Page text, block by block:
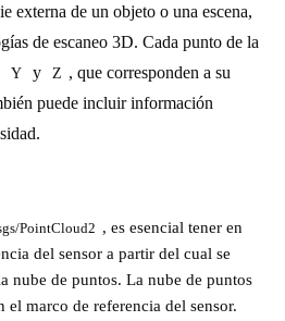
externa de un objeto o una escena,
de escaneo 3D. Cada punto de la
Y y Z , que corresponden a su
puede incluir información
PointCloud2 , es esencial tener en
del sensor a partir del cual se
nube de puntos. La nube de puntos
el marco de referencia del sensor.